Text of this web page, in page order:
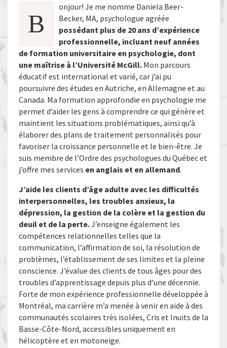
B
onjour! Je me nomme Daniela Beer-
Becker, MA, psychologue agréée
possédant plus de 20 ans d’expérience
professionnelle, incluant neuf années
de formation universitaire en psychologie, dont
une maîtrise à l’Université McGill.Mon parcours
éducatif est international et varié, car j’ai pu
poursuivre des études en Autriche, en Allemagne et au
Canada. Ma formation approfondie en psychologie me
permet d’aider les gens à comprendre ce qui génère et
maintient les situations problématiques, ainsi qu’à
élaborer des plans de traitement personnalisés pour
favoriser la croissance personnelle et le bien-être. Je
suis membre de l’Ordre des psychologues du Québec et
j’offre mes services en anglais et en allemand.
J’aide les clients d’âge adulte avec les difficultés
interpersonnelles, les troubles anxieux, la
dépression, la gestion de la colère et la gestion du
deuil et de la perte.J’enseigne également les
compétences relationnelles telles que la
communication, l’affirmation de soi, la résolution de
problèmes, l’établissement de ses limites et la pleine
conscience. J’évalue des clients de tous âges pour des
troubles d’apprentissage depuis plus d’une décennie.
Forte de mon expérience professionnelle développée à
Montréal, ma carrière m’a menée à venir en aide à des
communautés scolaires très isolées, Cris et Inuits de la
Basse-Côte-Nord, accessibles uniquement en
hélicoptère et en motoneige.